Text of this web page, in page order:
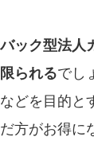
ック型法人
られるでし
どを目的と
方がお得に